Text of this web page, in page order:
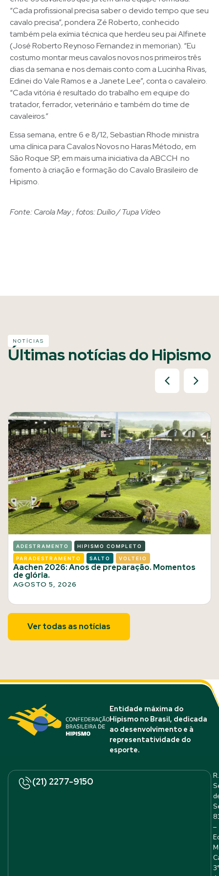
“Cada profissional precisa saber o devido tempo que seu
cavalo precisa”, pondera Zé Roberto, conhecido
também pela exímia técnica que herdeu seu pai Alfinete
(José Roberto Reynoso Fernandez in memorian). “Eu
costumo montar meus cavalos novos nos primeiros três
dias da semana e nos demais conto com a Lucinha Rivas,
Edinei do Vale Ramos e a Janete Lee”, conta o cavaleiro.
“Cada vitória é resultado do trabalho em equipe do
tratador, ferrador, veterinário e também do time de
cavaleiros.”
Essa semana, entre 6 e 8/12, Sebastian Rhode ministra
uma clínica para Cavalos Novos no Haras Método, em
São Roque SP, em mais uma iniciativa da ABCCH no
fomento à criação e formação do Cavalo Brasileiro de
Hipismo.
Fonte: Carola May ; fotos: Duílio / Tupa Vídeo
NOTÍCIAS
Últimas notícias do Hipismo
ADESTRAMENTO HIPISMO COMPLETO
PARADESTRAMENTO SALTO VOLTEIO
Aachen 2026: Anos de preparação. Momentos
de glória.
AGOSTO 5, 2026
Ver todas as notícias
Entidade máxima do
Hipismo no Brasil, dedicada
ao desenvolvimento e à
representatividade do
esporte.
(21) 2277-9150
R.
–